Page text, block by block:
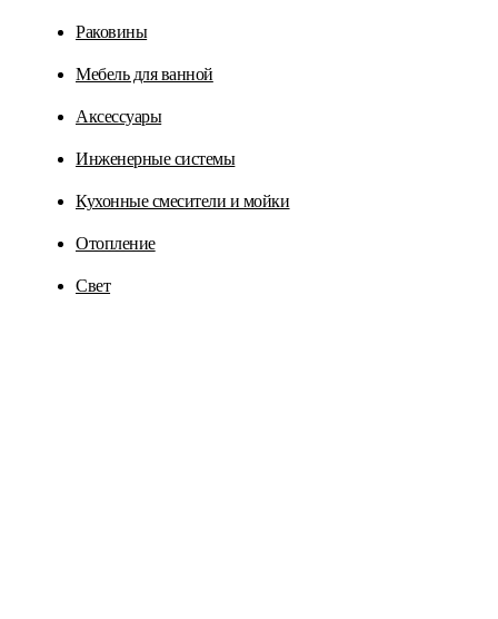
Раковины
Мебель для ванной
Аксессуары
Инженерные системы
Кухонные смесители и мойки
Отопление
Свет